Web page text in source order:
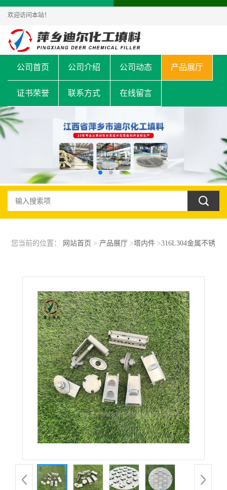
欢迎访问本站！
公司首页 公司介绍 公司动态 产品展厅
证书荣誉 联系方式 在线留言
您当前的位置： 网站首页 > 产品展厅>塔内件>316L304金属不锈